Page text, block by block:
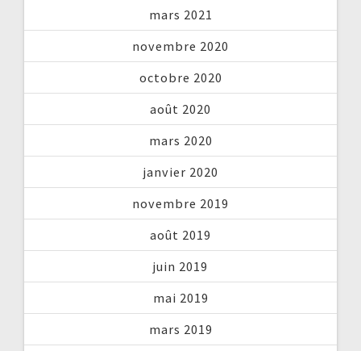
mars 2021
novembre 2020
octobre 2020
août 2020
mars 2020
janvier 2020
novembre 2019
août 2019
juin 2019
mai 2019
mars 2019